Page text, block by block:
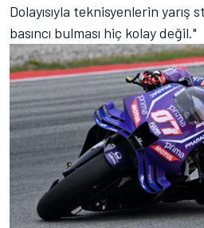
Dolayısıyla teknisyenlerin yarış
basıncı bulması hiç kolay değil."